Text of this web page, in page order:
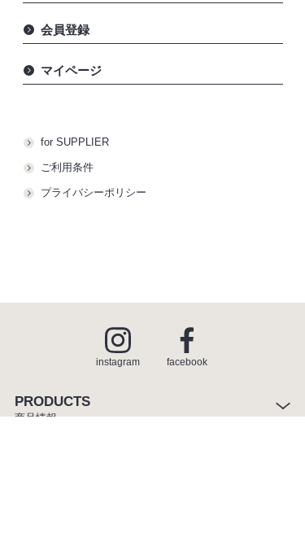
会員登録
マイページ
for SUPPLIER
ご利用条件
プライバシーポリシー
instagram facebook
PRODUCTS
商品情報